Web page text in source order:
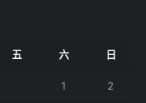
五 六 日
1 2